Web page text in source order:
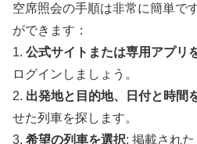
空席照会の手順は非常に簡単で
ができます：
1. 公式サイトまたは専用アプリ
ログインしましょう。
2. 出発地と目的地、日付と時間
せた列車を探します。
3. 希望の列車を選択: 掲載され